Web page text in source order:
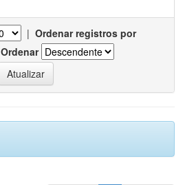
| Ordenar registros por
Ordenar